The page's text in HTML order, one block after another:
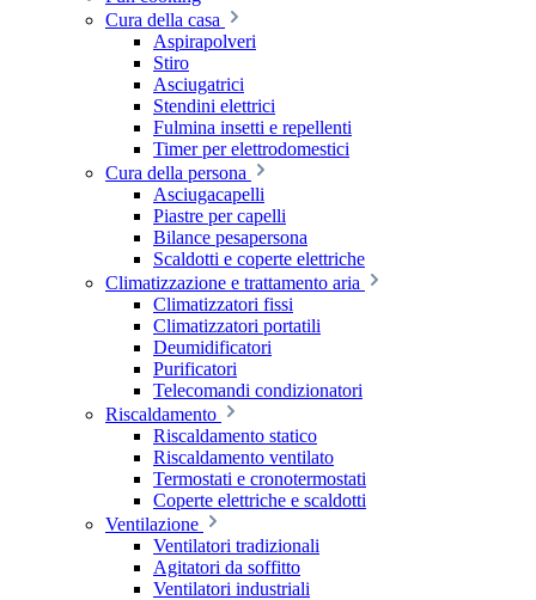
Cura della casa
Aspirapolveri
Stiro
Asciugatrici
Stendini elettrici
Fulmina insetti e repellenti
Timer per elettrodomestici
Cura della persona
Asciugacapelli
Piastre per capelli
Bilance pesapersona
Scaldotti e coperte elettriche
Climatizzazione e trattamento aria
Climatizzatori fissi
Climatizzatori portatili
Deumidificatori
Purificatori
Telecomandi condizionatori
Riscaldamento
Riscaldamento statico
Riscaldamento ventilato
Termostati e cronotermostati
Coperte elettriche e scaldotti
Ventilazione
Ventilatori tradizionali
Agitatori da soffitto
Ventilatori industriali